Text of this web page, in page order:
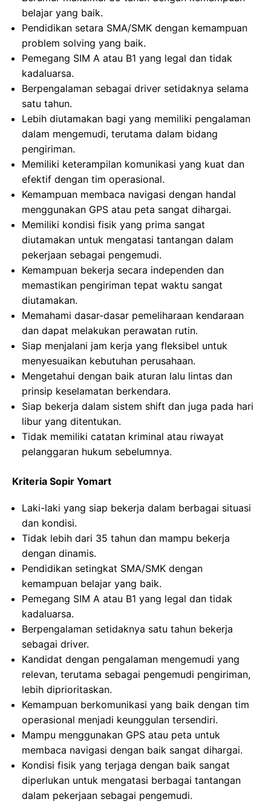
belajar yang baik.
Pendidikan setara SMA/SMK dengan kemampuan
problem solving yang baik.
Pemegang SIM A atau B1 yang legal dan tidak
kadaluarsa.
Berpengalaman sebagai driver setidaknya selama
satu tahun.
Lebih diutamakan bagi yang memiliki pengalaman
dalam mengemudi, terutama dalam bidang
pengiriman.
Memiliki keterampilan komunikasi yang kuat dan
efektif dengan tim operasional.
Kemampuan membaca navigasi dengan handal
menggunakan GPS atau peta sangat dihargai.
Memiliki kondisi fisik yang prima sangat
diutamakan untuk mengatasi tantangan dalam
pekerjaan sebagai pengemudi.
Kemampuan bekerja secara independen dan
memastikan pengiriman tepat waktu sangat
diutamakan.
Memahami dasar-dasar pemeliharaan kendaraan
dan dapat melakukan perawatan rutin.
Siap menjalani jam kerja yang fleksibel untuk
menyesuaikan kebutuhan perusahaan.
Mengetahui dengan baik aturan lalu lintas dan
prinsip keselamatan berkendara.
Siap bekerja dalam sistem shift dan juga pada hari
libur yang ditentukan.
Tidak memiliki catatan kriminal atau riwayat
pelanggaran hukum sebelumnya.
Kriteria Sopir Yomart
Laki-laki yang siap bekerja dalam berbagai situasi
dan kondisi.
Tidak lebih dari 35 tahun dan mampu bekerja
dengan dinamis.
Pendidikan setingkat SMA/SMK dengan
kemampuan belajar yang baik.
Pemegang SIM A atau B1 yang legal dan tidak
kadaluarsa.
Berpengalaman setidaknya satu tahun bekerja
sebagai driver.
Kandidat dengan pengalaman mengemudi yang
relevan, terutama sebagai pengemudi pengiriman,
lebih diprioritaskan.
Kemampuan berkomunikasi yang baik dengan tim
operasional menjadi keunggulan tersendiri.
Mampu menggunakan GPS atau peta untuk
membaca navigasi dengan baik sangat dihargai.
Kondisi fisik yang terjaga dengan baik sangat
diperlukan untuk mengatasi berbagai tantangan
dalam pekerjaan sebagai pengemudi.